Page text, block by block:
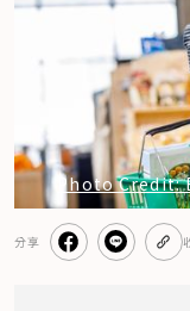
Photo Credit:
分享